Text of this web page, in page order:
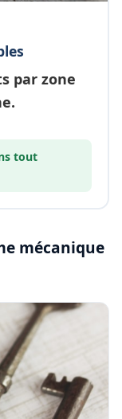
par zone
tout
mécanique